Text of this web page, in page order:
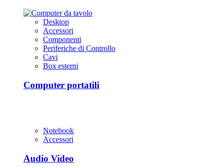
Desktop
Accessori
Componenti
Periferiche di Controllo
Cavi
Box esterni
Computer portatili
Notebook
Accessori
Audio Video